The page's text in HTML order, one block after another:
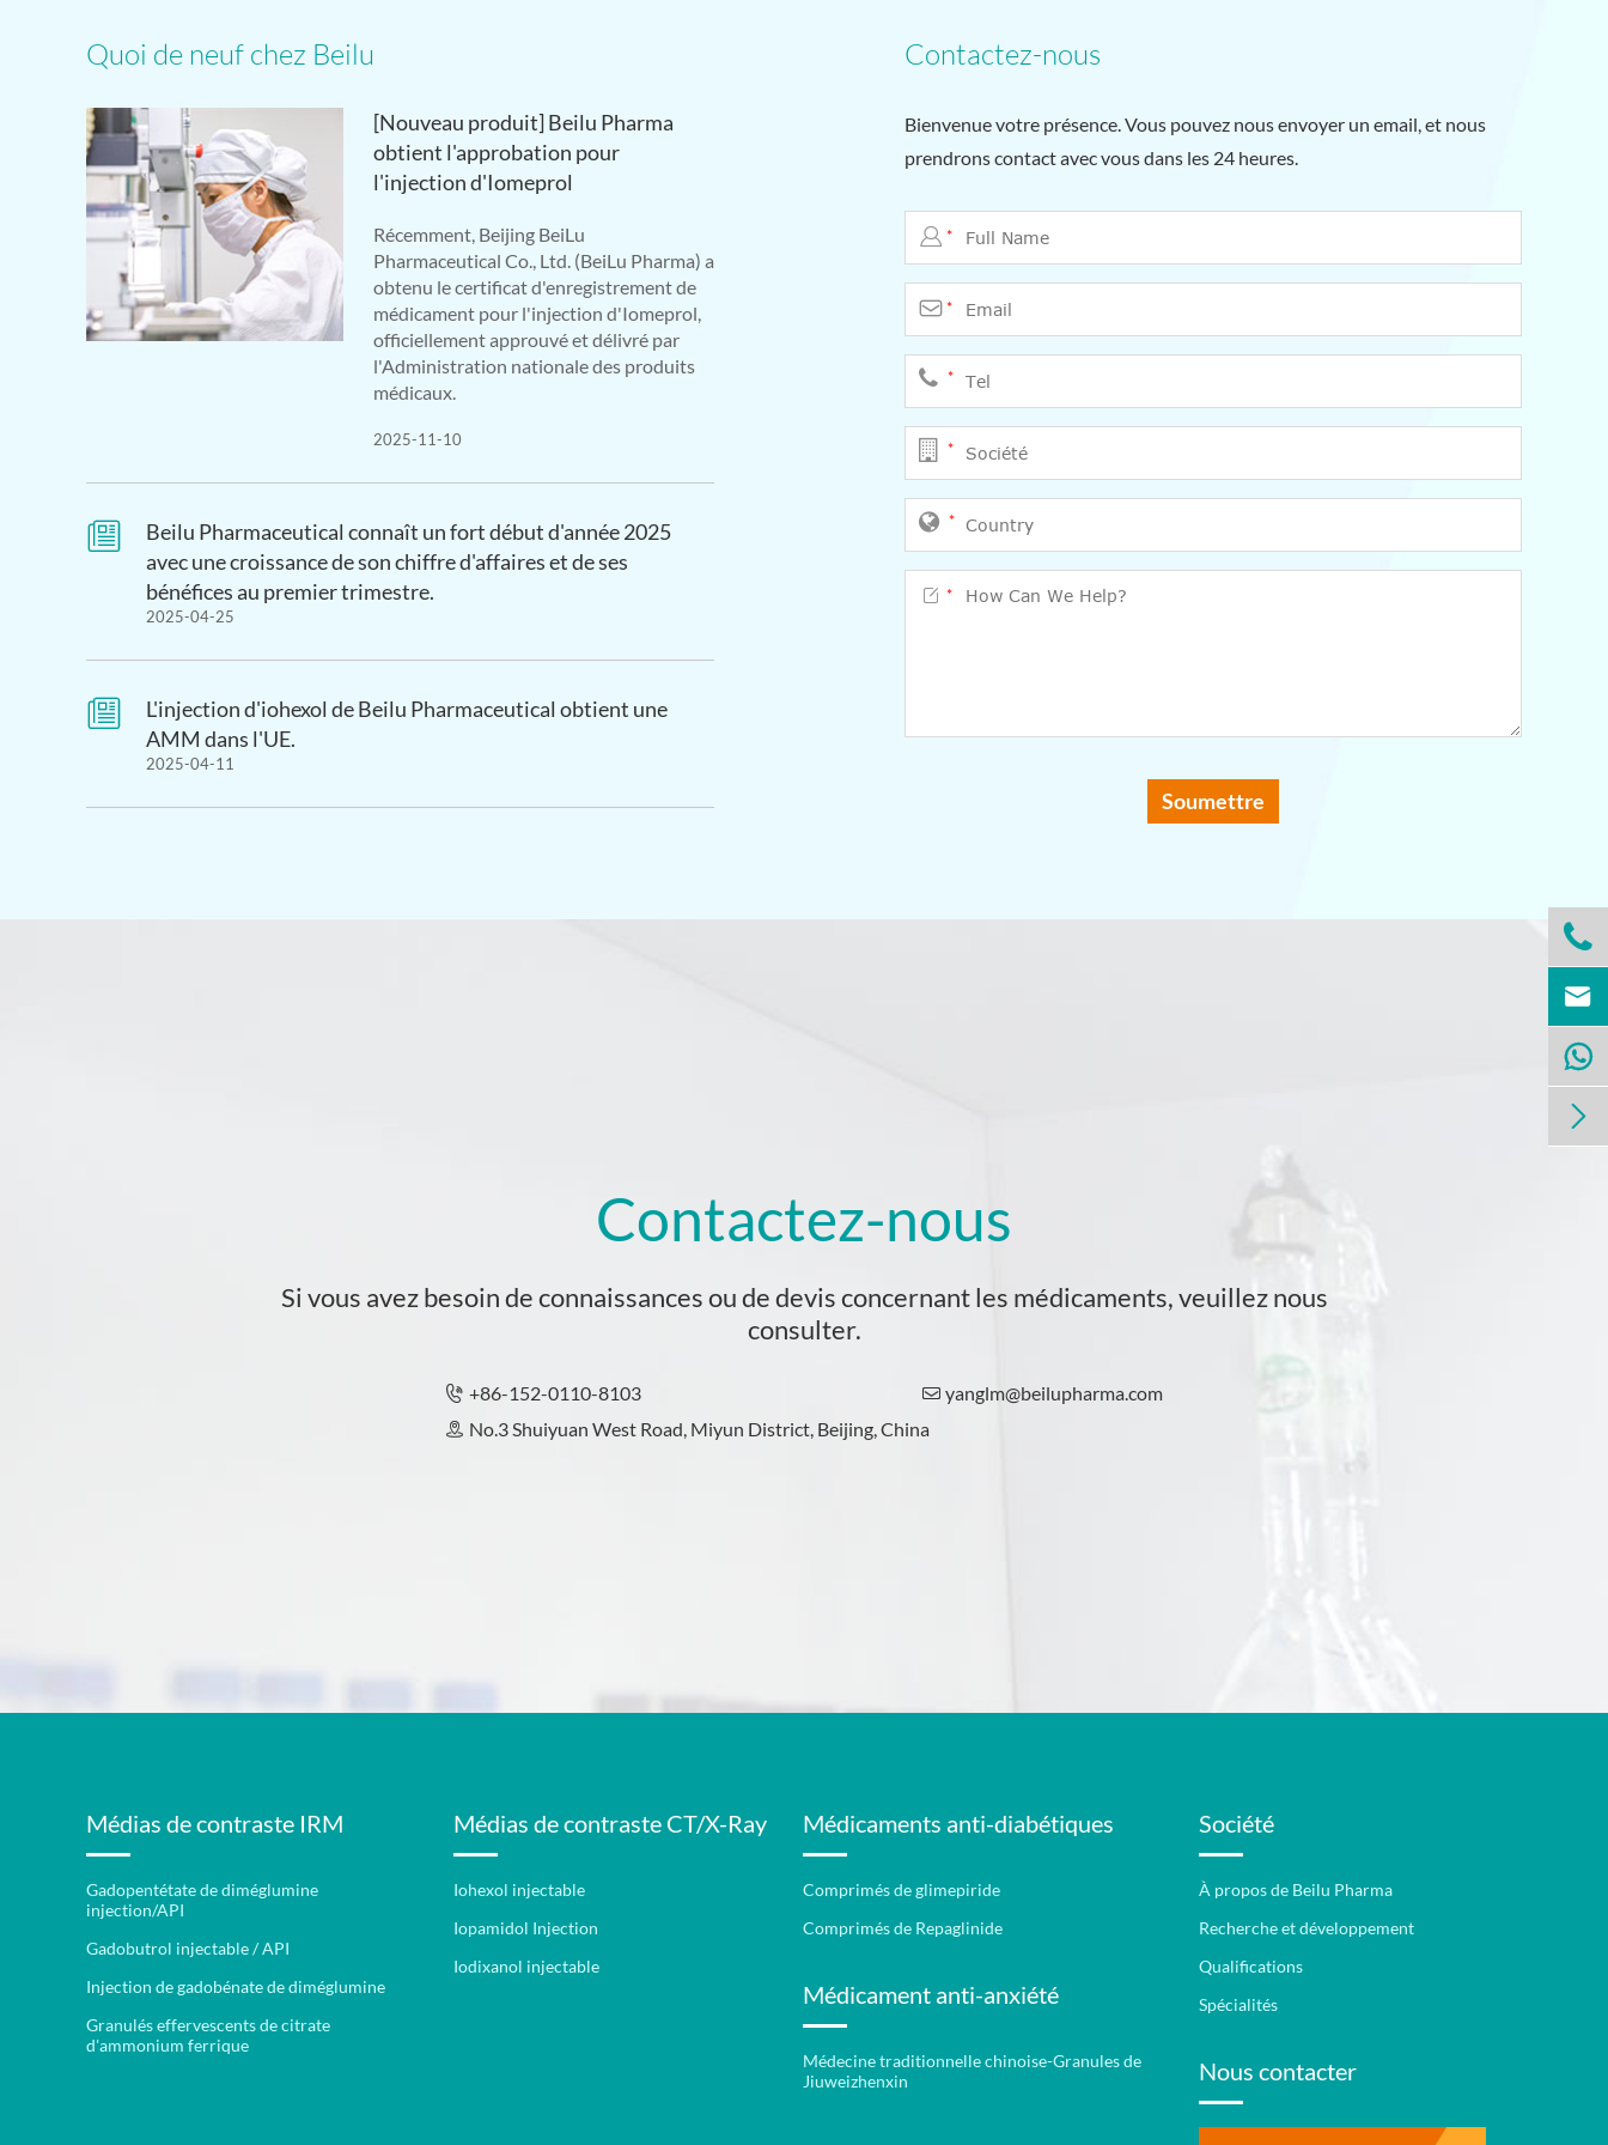
Quoi de neuf chez Beilu
[Nouveau produit] Beilu Pharma
obtient l'approbation pour
l'injection d'Iomeprol
Récemment, Beijing BeiLu
Pharmaceutical Co., Ltd. (BeiLu Pharma) a
obtenu le certificat d'enregistrement de
médicament pour l'injection d'Iomeprol,
officiellement approuvé et délivré par
l'Administration nationale des produits
médicaux.
2025-11-10

Beilu Pharmaceutical connaît un fort début d'année 2025
avec une croissance de son chiffre d'affaires et de ses
bénéfices au premier trimestre.
2025-04-25

L'injection d'iohexol de Beilu Pharmaceutical obtient une
AMM dans l'UE.
2025-04-11
Contactez-nous
Bienvenue votre présence. Vous pouvez nous envoyer un email, et nous
prendrons contact avec vous dans les 24 heures.
*
*
*
*
*
*
Soumettre
Contactez-nous
Si vous avez besoin de connaissances ou de devis concernant les médicaments, veuillez nous
consulter.
 +86-152-0110-8103  yanglm@beilupharma.com
 No.3 Shuiyuan West Road, Miyun District, Beijing, China
Médias de contraste IRM
Gadopentétate de diméglumine
injection/API
Gadobutrol injectable / API
Injection de gadobénate de diméglumine
Granulés effervescents de citrate
d'ammonium ferrique
Médias de contraste CT/X-Ray
Iohexol injectable
Iopamidol Injection
Iodixanol injectable
Médicaments anti-diabétiques
Comprimés de glimepiride
Comprimés de Repaglinide
Médicament anti-anxiété
Médecine traditionnelle chinoise-Granules de
Jiuweizhenxin
Société
À propos de Beilu Pharma
Recherche et développement
Qualifications
Spécialités
Nous contacter



